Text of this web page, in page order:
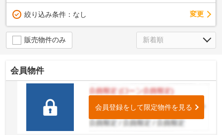
絞り込み条件： なし 変更
販売物件のみ
会員物件
会員登録をして限定物件を見る